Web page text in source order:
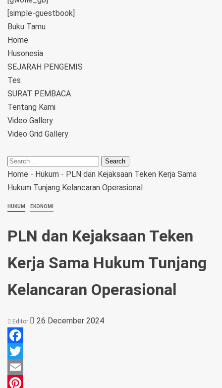
[simple-guestbook]
Buku Tamu
Home
Husonesia
SEJARAH PENGEMIS
Tes
SURAT PEMBACA
Tentang Kami
Video Gallery
Video Grid Gallery
Home - Hukum - PLN dan Kejaksaan Teken Kerja Sama
Hukum Tunjang Kelancaran Operasional
HUKUM EKONOMI
PLN dan Kejaksaan Teken
Kerja Sama Hukum Tunjang
Kelancaran Operasional
Editor 26 December 2024
Facebook
Twitter
Email